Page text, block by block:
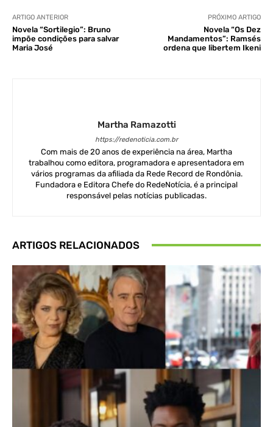
ARTIGO ANTERIOR
Novela “Sortilegio”: Bruno
impõe condições para salvar
Maria José
PRÓXIMO ARTIGO
Novela “Os Dez
Mandamentos”: Ramsés
ordena que libertem Ikeni
Martha Ramazotti
https://redenoticia.com.br
Com mais de 20 anos de experiência na área, Martha
trabalhou como editora, programadora e apresentadora em
vários programas da afiliada da Rede Record de Rondônia.
Fundadora e Editora Chefe do RedeNotícia, é a principal
responsável pelas notícias publicadas.
ARTIGOS RELACIONADOS